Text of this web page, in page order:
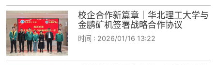
校企合作新篇章｜华北理工大学与
金鹏矿机签署战略合作协议
时间 : 2026/01/16 13:22